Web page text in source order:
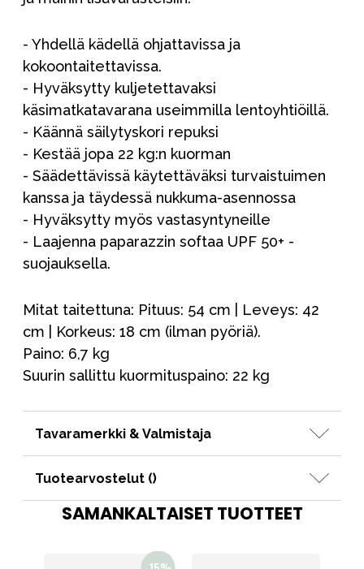
- Yhdellä kädellä ohjattavissa ja
kokoontaitettavissa.
- Hyväksytty kuljetettavaksi
käsimatkatavarana useimmilla lentoyhtiöillä.
- Käännä säilytyskori repuksi
- Kestää jopa 22 kg:n kuorman
- Säädettävissä käytettäväksi turvaistuimen
kanssa ja täydessä nukkuma-asennossa
- Hyväksytty myös vastasyntyneille
- Laajenna paparazzin softaa UPF 50+ -
suojauksella.
Mitat taitettuna: Pituus: 54 cm | Leveys: 42
cm | Korkeus: 18 cm (ilman pyöriä).
Paino: 6,7 kg
Suurin sallittu kuormituspaino: 22 kg
Tavaramerkki & Valmistaja
Tuotearvostelut ()
SAMANKALTAISET TUOTTEET